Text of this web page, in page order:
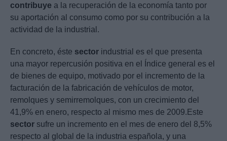
contribuye a la recuperación de la economía tanto por
su aportación al consumo como por su contribución a la
actividad de la industrial.
En concreto, éste sector industrial es el que presenta
una mayor repercusión positiva en el Índice general es el
de bienes de equipo, motivado por el incremento de la
facturación de la fabricación de vehículos de motor,
remolques y semirremolques, con un crecimiento del
41,9% en enero, respecto al mismo mes de 2009.Este
sector sufre un incremento en el mes de enero del 8,5%
respecto al global de la industria española, y una